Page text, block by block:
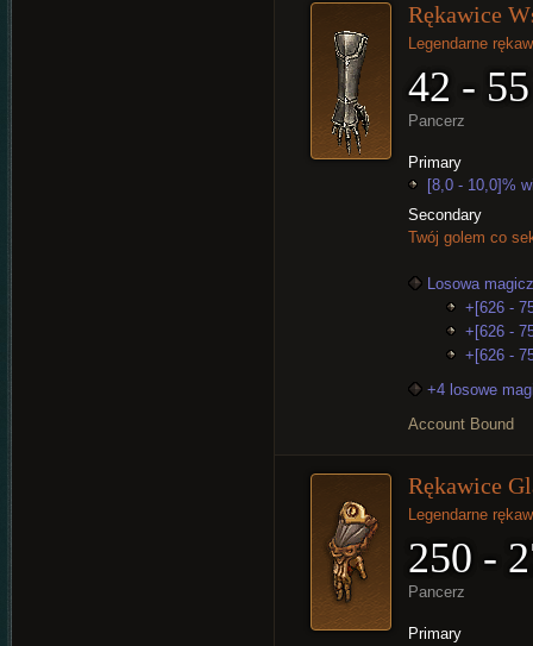
Rękawice
Legendarne
42 - 55
Pancerz
Primary
[8,0 - 10,0]%
Secondary
Twój golem co
Losowa
+[626 -
+[626 -
+[626 -
+4 losowe
Account Bound
Rękawice
Legendarne
250 -
Pancerz
Primary